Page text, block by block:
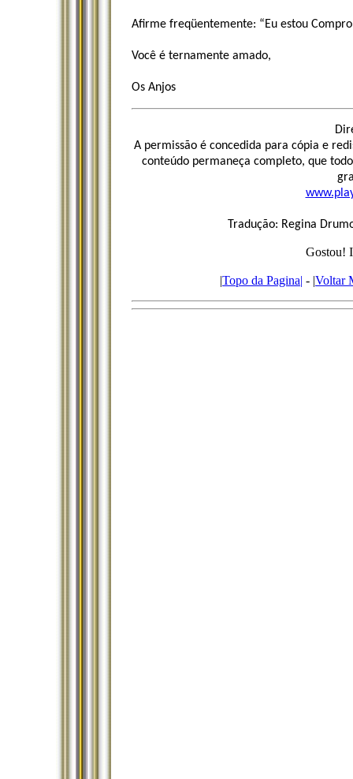
Afirme freqüentemente: “Eu estou
Você é ternamente amado,
Os Anjos
A permissão é concedida para cópia e
conteúdo permaneça completo, que
Tradução: Regina
Gostou!
|Topo da Pagina| - |Voltar